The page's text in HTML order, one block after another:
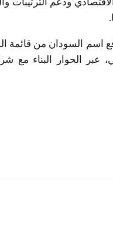
اسم السودان من قائمة
عبر الحوار البناء مع